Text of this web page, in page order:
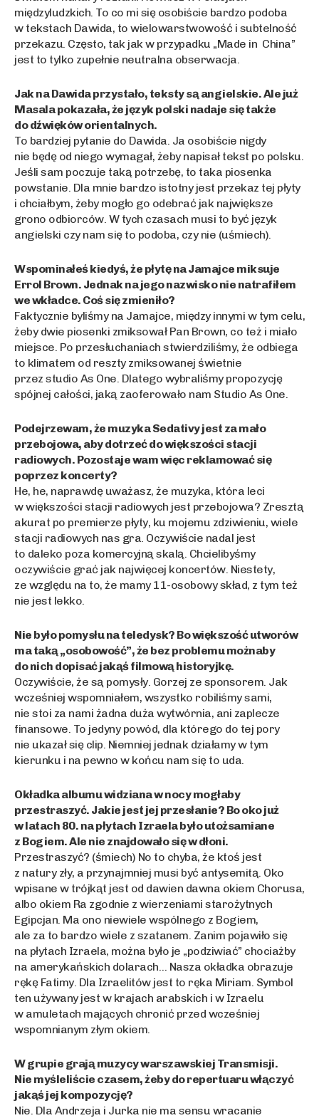
międzyludzkich. To co mi się osobiście bardzo podoba
w tekstach Dawida, to wielowarstwowość i subtelność
przekazu. Często, tak jak w przypadku „Made in China”
jest to tylko zupełnie neutralna obserwacja.
Jak na Dawida przystało, teksty są angielskie. Ale już
Masala pokazała, że język polski nadaje się także
do dźwięków orientalnych.
To bardziej pytanie do Dawida. Ja osobiście nigdy
nie będę od niego wymagał, żeby napisał tekst po polsku.
Jeśli sam poczuje taką potrzebę, to taka piosenka
powstanie. Dla mnie bardzo istotny jest przekaz tej płyty
i chciałbym, żeby mogło go odebrać jak największe
grono odbiorców. W tych czasach musi to być język
angielski czy nam się to podoba, czy nie (uśmiech).
Wspominałeś kiedyś, że płytę na Jamajce miksuje
Errol Brown. Jednak na jego nazwisko nie natrafiłem
we wkładce. Coś się zmieniło?
Faktycznie byliśmy na Jamajce, między innymi w tym celu,
żeby dwie piosenki zmiksował Pan Brown, co też i miało
miejsce. Po przesłuchaniach stwierdziliśmy, że odbiega
to klimatem od reszty zmiksowanej świetnie
przez studio As One. Dlatego wybraliśmy propozycję
spójnej całości, jaką zaoferowało nam Studio As One.
Podejrzewam, że muzyka Sedativy jest za mało
przebojowa, aby dotrzeć do większości stacji
radiowych. Pozostaje wam więc reklamować się
poprzez koncerty?
He, he, naprawdę uważasz, że muzyka, która leci
w większości stacji radiowych jest przebojowa? Zresztą
akurat po premierze płyty, ku mojemu zdziwieniu, wiele
stacji radiowych nas gra. Oczywiście nadal jest
to daleko poza komercyjną skalą. Chcielibyśmy
oczywiście grać jak najwięcej koncertów. Niestety,
ze względu na to, że mamy 11-osobowy skład, z tym też
nie jest lekko.
Nie było pomysłu na teledysk? Bo większość utworów
ma taką „osobowość”, że bez problemu możnaby
do nich dopisać jakąś filmową historyjkę.
Oczywiście, że są pomysły. Gorzej ze sponsorem. Jak
wcześniej wspomniałem, wszystko robiliśmy sami,
nie stoi za nami żadna duża wytwórnia, ani zaplecze
finansowe. To jedyny powód, dla którego do tej pory
nie ukazał się clip. Niemniej jednak działamy w tym
kierunku i na pewno w końcu nam się to uda.
Okładka albumu widziana w nocy mogłaby
przestraszyć. Jakie jest jej przesłanie? Bo oko już
w latach 80. na płytach Izraela było utożsamiane
z Bogiem. Ale nie znajdowało się w dłoni.
Przestraszyć? (śmiech) No to chyba, że ktoś jest
z natury zły, a przynajmniej musi być antysemitą. Oko
wpisane w trójkąt jest od dawien dawna okiem Chorusa,
albo okiem Ra zgodnie z wierzeniami starożytnych
Egipcjan. Ma ono niewiele wspólnego z Bogiem,
ale za to bardzo wiele z szatanem. Zanim pojawiło się
na płytach Izraela, można było je „podziwiać” chociażby
na amerykańskich dolarach… Nasza okładka obrazuje
rękę Fatimy. Dla Izraelitów jest to ręka Miriam. Symbol
ten używany jest w krajach arabskich i w Izraelu
w amuletach mających chronić przed wcześniej
wspomnianym złym okiem.
W grupie grają muzycy warszawskiej Transmisji.
Nie myśleliście czasem, żeby do repertuaru włączyć
jakąś jej kompozycję?
Nie. Dla Andrzeja i Jurka nie ma sensu wracanie